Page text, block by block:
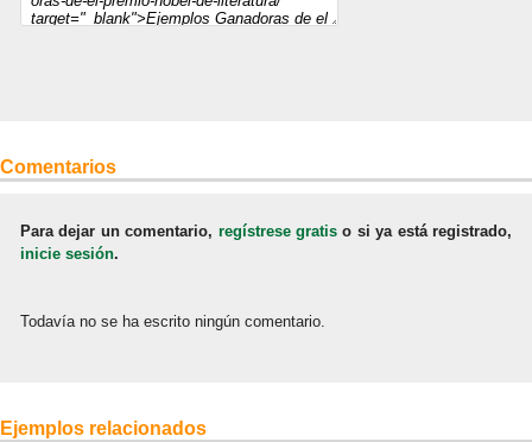
Comentarios
Para dejar un comentario, regístrese gratis o si ya está registrado,
inicie sesión.
Todavía no se ha escrito ningún comentario.
Ejemplos relacionados